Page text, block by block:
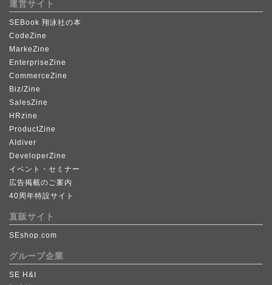
運営サイト
SEBook 翔泳社の本
CodeZine
MarkeZine
EnterpriseZine
CommerceZine
Biz/Zine
SalesZine
HRzine
ProductZine
AIdiver
DeveloperZine
イベント・セミナー
広告掲載のご案内
40周年特設サイト
直販サイト
SEshop.com
グループ企業
SE H&I